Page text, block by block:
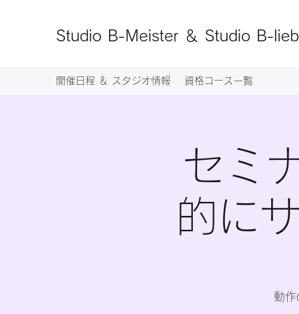
Studio B-Meister ＆ Studio B-
開催日程 ＆ スタジオ情報 資格コース一覧
セミ
的に
動作